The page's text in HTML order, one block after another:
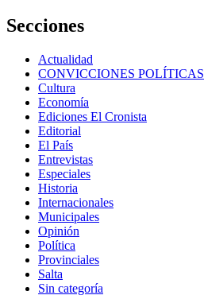
Secciones
Actualidad
CONVICCIONES POLÍTICAS
Cultura
Economía
Ediciones El Cronista
Editorial
El País
Entrevistas
Especiales
Historia
Internacionales
Municipales
Opinión
Política
Provinciales
Salta
Sin categoría